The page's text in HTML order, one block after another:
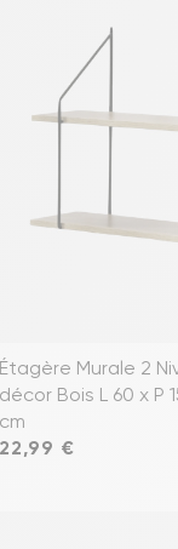
Étagère Murale 2
décor Bois L 60 x P
cm
Prix
22,99 €